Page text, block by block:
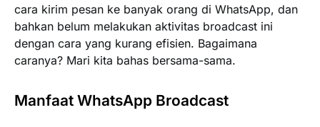
cara kirim pesan ke banyak orang di WhatsApp, dan
bahkan belum melakukan aktivitas broadcast ini
dengan cara yang kurang efisien. Bagaimana
caranya? Mari kita bahas bersama-sama.
Manfaat WhatsApp Broadcast